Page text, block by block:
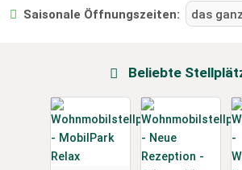
Saisonale Öffnungszeiten: das
Beliebte